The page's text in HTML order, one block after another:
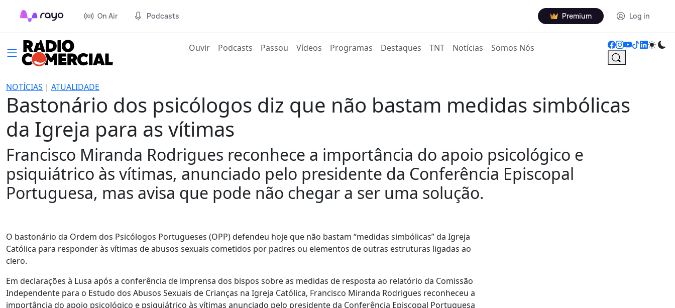
On Air Podcasts Premium Log in
Ouvir(current)
Podcasts Passou Vídeos Programas Destaques TNT Notícias Somos Nós
NOTÍCIAS | ATUALIDADE
Bastonário dos psicólogos diz que não bastam medidas simbólicas
da Igreja para as vítimas
Francisco Miranda Rodrigues reconhece a importância do apoio psicológico e
psiquiátrico às vítimas, anunciado pelo presidente da Conferência Episcopal
Portuguesa, mas avisa que pode não chegar a ser uma solução.
O bastonário da Ordem dos Psicólogos Portugueses (OPP) defendeu hoje que não bastam “medidas simbólicas” da Igreja
Católica para responder às vítimas de abusos sexuais cometidos por padres ou elementos de outras estruturas ligadas ao
clero.
Em declarações à Lusa após a conferência de imprensa dos bispos sobre as medidas de resposta ao relatório da Comissão
Independente para o Estudo dos Abusos Sexuais de Crianças na Igreja Católica, Francisco Miranda Rodrigues reconheceu a
importância do apoio psicológico e psiquiátrico às vítimas anunciado pelo presidente da Conferência Episcopal Portuguesa